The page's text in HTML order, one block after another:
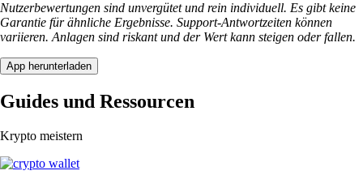
Nutzerbewertungen sind unvergütet und rein individuell. Es gibt keine
Garantie für ähnliche Ergebnisse. Support-Antwortzeiten können
variieren. Anlagen sind riskant und der Wert kann steigen oder fallen.
App herunterladen
Guides und Ressourcen
Krypto meistern